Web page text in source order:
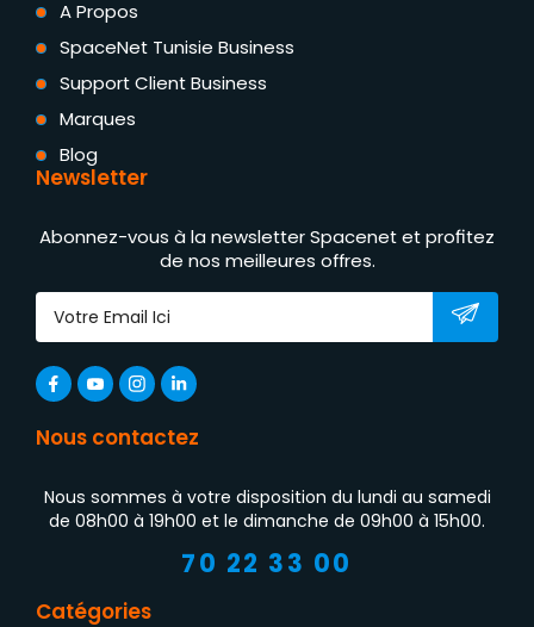
A Propos
SpaceNet Tunisie Business
Support Client Business
Marques
Blog
Newsletter
Abonnez-vous à la newsletter Spacenet et profitez
de nos meilleures offres.
Nous contactez
Nous sommes à votre disposition du lundi au samedi
de 08h00 à 19h00 et le dimanche de 09h00 à 15h00.
70 22 33 00
Catégories